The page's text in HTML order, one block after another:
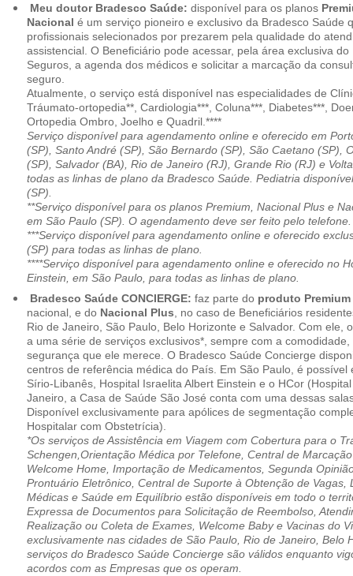
Meu doutor Bradesco Saúde: disponível para os planos
Nacional é um serviço pioneiro e exclusivo da Bradesco Saúde
profissionais selecionados por prezarem pela qualidade do
assistencial. O Beneficiário pode acessar, pela área exclusiva
Seguros, a agenda dos médicos e solicitar a marcação da
seguro.
Atualmente, o serviço está disponível nas especialidades de
Tráumato-ortopedia**, Cardiologia***, Coluna***, Diabetes***,
Ortopedia Ombro, Joelho e Quadril.****
Serviço disponível para agendamento online e oferecido em
(SP), Santo André (SP), São Bernardo (SP), São Caetano (SP),
(SP), Salvador (BA), Rio de Janeiro (RJ), Grande Rio (RJ) e
todas as linhas de plano da Bradesco Saúde. Pediatria
(SP).
**Serviço disponível para os planos Premium, Nacional Plus e
em São Paulo (SP). O agendamento deve ser feito pelo telefone.
***Serviço disponível para agendamento online e oferecido
(SP) para todas as linhas de plano.
****Serviço disponível para agendamento online e oferecido no
Einstein, em São Paulo, para todas as linhas de plano.
Bradesco Saúde CONCIERGE: faz parte do produto Premium
nacional, e do Nacional Plus , no caso de Beneficiários
Rio de Janeiro, São Paulo, Belo Horizonte e Salvador. Com ele,
a uma série de serviços exclusivos*, sempre com a
segurança que ele merece. O Bradesco Saúde Concierge
centros de referência médica do País. Em São Paulo, é possível
Sírio-Libanês, Hospital Israelita Albert Einstein e o HCor
Janeiro, a Casa de Saúde São José conta com uma dessas
Disponível exclusivamente para apólices de segmentação
Hospitalar com Obstetrícia).
*Os serviços de Assistência em Viagem com Cobertura para o
Schengen,Orientação Médica por Telefone, Central de
Welcome Home, Importação de Medicamentos, Segunda
Prontuário Eletrônico, Central de Suporte à Obtenção de Vagas,
Médicas e Saúde em Equilíbrio estão disponíveis em todo o
Expressa de Documentos para Solicitação de Reembolso,
Realização ou Coleta de Exames, Welcome Baby e Vacinas do
exclusivamente nas cidades de São Paulo, Rio de Janeiro, Belo
serviços do Bradesco Saúde Concierge são válidos enquanto
acordos com as Empresas que os operam.